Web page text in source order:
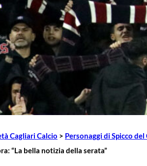
Cagliari Calcio > Personaggi di Spicco
“La bella notizia della serata”